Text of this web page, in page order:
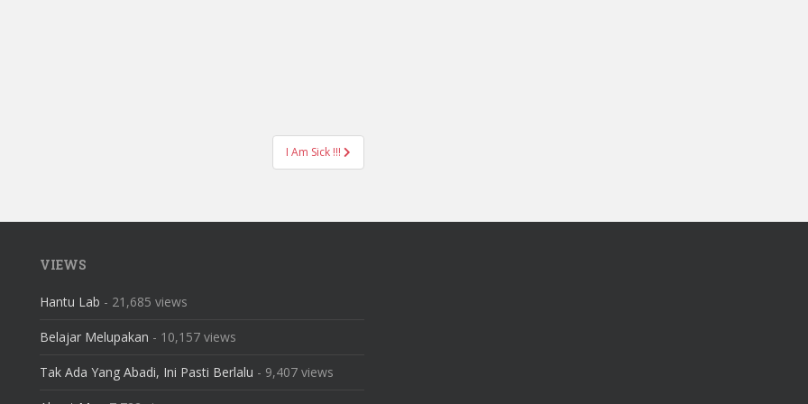
I Am Sick !!!
VIEWS
Hantu Lab - 21,685 views
Belajar Melupakan - 10,157 views
Tak Ada Yang Abadi, Ini Pasti Berlalu - 9,407 views